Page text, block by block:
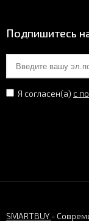
Подпишитесь
Я согласен(a) с
SMARTBUY -